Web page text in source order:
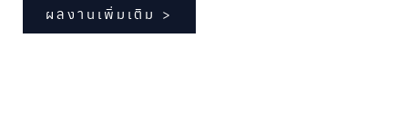
ผลงานเพิ่มเติม >